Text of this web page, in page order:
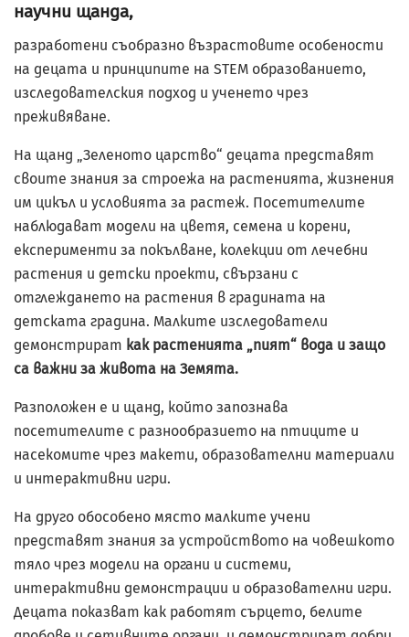
научни щанда,
разработени съобразно възрастовите особености
на децата и принципите на STEM образованието,
изследователския подход и ученето чрез
преживяване.
На щанд „Зеленото царство“ децата представят
своите знания за строежа на растенията, жизнения
им цикъл и условията за растеж. Посетителите
наблюдават модели на цветя, семена и корени,
експерименти за покълване, колекции от лечебни
растения и детски проекти, свързани с
отглеждането на растения в градината на
детската градина. Малките изследователи
демонстрират как растенията „пият“ вода и защо
са важни за живота на Земята.
Разположен е и щанд, който запознава
посетителите с разнообразието на птиците и
насекомите чрез макети, образователни материали
и интерактивни игри.
На друго обособено място малките учени
представят знания за устройството на човешкото
тяло чрез модели на органи и системи,
интерактивни демонстрации и образователни игри.
Децата показват как работят сърцето, белите